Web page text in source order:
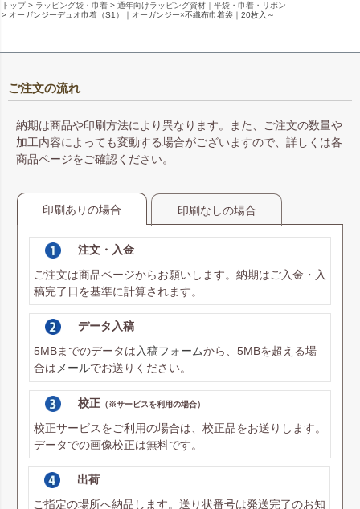
サテンリボンを引っぱるだけ
名入れ印刷ももちろん可能で
トップ ラッピング袋・巾着
通年向けラッピング資材｜平袋・巾着・リボン
オーガンジーデュオ巾着（S1）｜オーガンジー×不織布巾着袋｜20枚入～
ご注文の流れ
納期は商品や印刷方法により異なります。また、ご注文の数量や
加工内容によっても変動する場合がございますので、詳しくは各
商品ページをご確認ください。
印刷ありの場合 印刷なしの場合
注文・入金
ご注文は商品ページからお願いします。納期はご入金・入
稿完了日を基準に計算されます。
データ入稿
5MBまでのデータは入稿フォームから、5MBを超える場
合はメールでお送りください。
校正 （※サービスを利用の場合）
校正サービスをご利用の場合は、校正品をお送りします。
データでの画像校正は無料です。
出荷
ご指定の場所へ納品します。送り状番号は発送完了のお知